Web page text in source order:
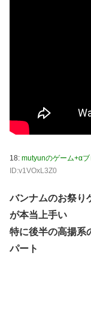
18: mutyunのゲーム+αブ
ID:v1VOxL3Z0
バンナムのお祭り
が本当上手い
特に後半の高揚系
パート